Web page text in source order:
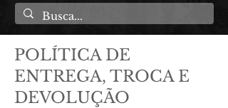
POLÍTICA DE
ENTREGA, TROCA E
DEVOLUÇÃO